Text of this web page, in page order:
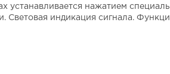
устанавливается нажатием
Световая индикация сигнала.